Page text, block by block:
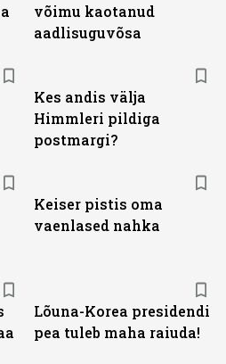
võimu kaotanud
aadlisuguvõsa
Kes andis välja
Himmleri pildiga
postmargi?
Keiser pistis oma
vaenlased nahka
Lõuna-Korea presidendi
pea tuleb maha raiuda!